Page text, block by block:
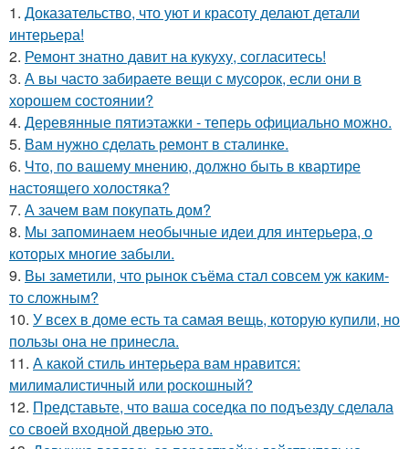
1. Доказательство, что уют и красоту делают детали
интерьера!
2. Ремонт знатно давит на кукуху, согласитесь!
3. А вы часто забираете вещи с мусорок, если они в
хорошем состоянии?
4. Деревянные пятиэтажки - теперь официально можно.
5. Вам нужно сделать ремонт в сталинке.
6. Что, по вашему мнению, должно быть в квартире
настоящего холостяка?
7. А зачем вам покупать дом?
8. Мы запоминаем необычные идеи для интерьера, о
которых многие забыли.
9. Вы заметили, что рынок съёма стал совсем уж каким-
то сложным?
10. У всех в доме есть та самая вещь, которую купили, но
пользы она не принесла.
11. А какой стиль интерьера вам нравится:
милималистичный или роскошный?
12. Представьте, что ваша соседка по подъезду сделала
со своей входной дверью это.